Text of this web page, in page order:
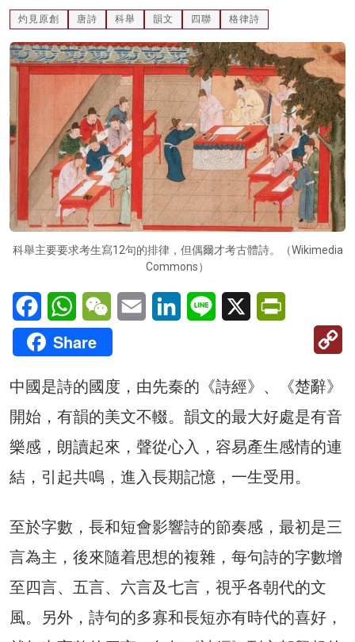
關於我們
灼見原創 唐詩 科舉 韻文 四聯 格律詩
科舉主要要求考生寫12句的排律，但偶爾才考古體詩。（Wikimedia
Commons）
FacebookWhatsAppWeChatEmail LinkedInLine X
Share
中國是詩的國度，由先秦的《詩經》、《楚辭》
開始，有韻的美文不輟。韻文的最大好處是有音
樂感，朗讀起來，聲從心入，容易產生感情的連
結，引起共鳴，進入長期記憶，一生受用。
至於字數，長和短會影響詩的節奏感，最初是三
言為主，後來隨着思想的複雜，每句詩的字數增
至四言、五言、六言及七言，視乎各朝代的文
風。另外，詩句的多寡和長短亦有時代的喜好，